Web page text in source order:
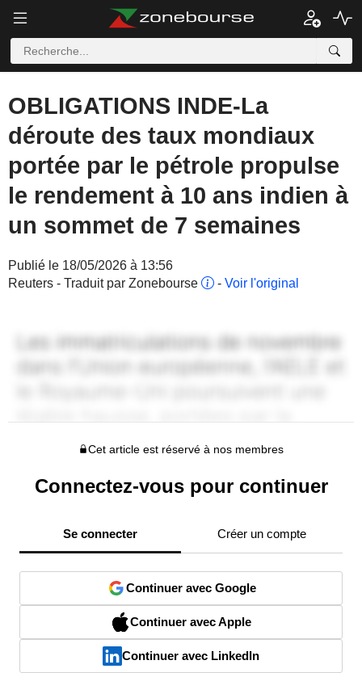
OBLIGATIONS INDE-La
déroute des taux mondiaux
portée par le pétrole propulse
le rendement à 10 ans indien à
un sommet de 7 semaines
Publié le 18/05/2026 à 13:56
Reuters - Traduit par Zonebourse
- Voir l'original
Cet article est réservé à nos membres
Connectez-vous pour continuer
Se connecter Créer un compte
Continuer avec Google
Continuer avec Apple
Continuer avec LinkedIn